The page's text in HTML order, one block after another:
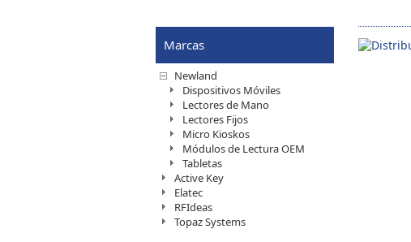
Marcas
Newland
Dispositivos Móviles
Lectores de Mano
Lectores Fijos
Micro Kioskos
Módulos de Lectura OEM
Tabletas
Active Key
Elatec
RFIdeas
Topaz Systems